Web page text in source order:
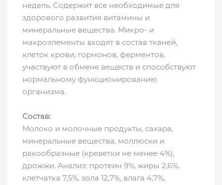
недель. Содержит все необходимые для
здорового развития витамины и
минеральные вещества. Микро- и
макроэлементы входят в состав тканей,
клеток крови, гормонов, ферментов,
участвуют в обмене веществ и способствуют
нормальному функционированию
организма.
Состав:
Молоко и молочные продукты, сахара,
минеральные вещества, моллюски и
ракообразные (креветки не менее 4%),
дрожжи. Анализ: протеин 9%, жиры 2,6%,
клетчатка 7,5%, зола 12,7%, влага 4,7%,